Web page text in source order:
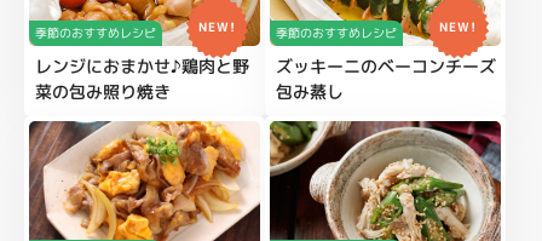
季節のおすすめレシピ NEW!
レンジにおまかせ♪鶏肉と野
菜の包み照り焼き
季節のおすすめレシピ NEW!
ズッキーニのベーコンチーズ
包み蒸し